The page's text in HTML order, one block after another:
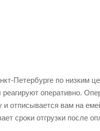
Петербурге по низким
оперативно.
отписывается вам на
сроки отгрузки после